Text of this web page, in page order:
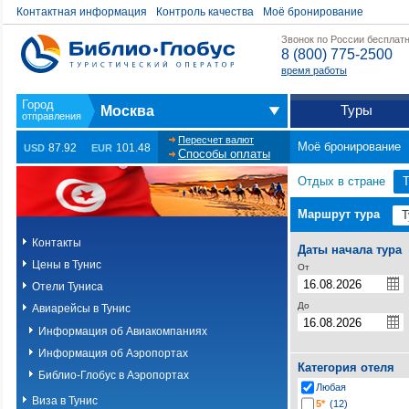
Контактная информация Контроль качества Моё бронирование
Звонок по России
8 (800) 775-2500
время работы
Москва Туры
USD 87.92 EUR 101.48
Пересчет валют
Способы оплаты
Моё бронирование
Контакты
Цены в Тунис
Отели Туниса
Авиарейсы в Тунис
Информация об Авиакомпаниях
Информация об Аэропортах
Библио-Глобус в Аэропортах
Виза в Тунис
Отдых в стране
Маршрут тура
Даты начала тура
От
До
Категория отеля
Любая
5* (12)